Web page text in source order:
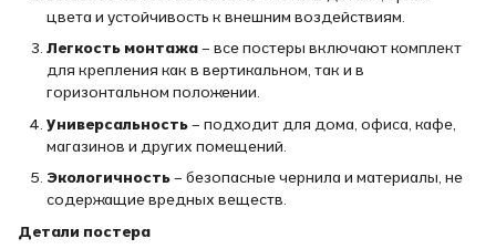
цвета и устойчивость к внешним воздействиям.
Легкость монтажа– все постеры включают комплект
для крепления как в вертикальном, так и в
горизонтальном положении.
Универсальность– подходит для дома, офиса, кафе,
магазинов и других помещений.
Экологичность– безопасные чернила и материалы, не
содержащие вредных веществ.
Детали постера